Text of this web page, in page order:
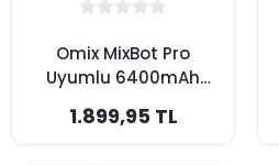
Omix MixBot Pro
Uyumlu 6400mAh
Bataryası - Yüksek
Kapasite
1.899,95 TL